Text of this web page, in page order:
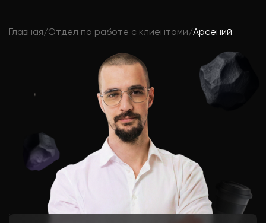
Главная/Отдел по работе с клиентами/Арсений